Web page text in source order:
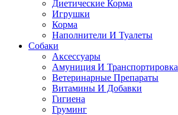
Диетические Корма
Игрушки
Корма
Наполнители И Туалеты
Собаки
Аксессуары
Амуниция И Транспортировка
Ветеринарные Препараты
Витамины И Добавки
Гигиена
Груминг